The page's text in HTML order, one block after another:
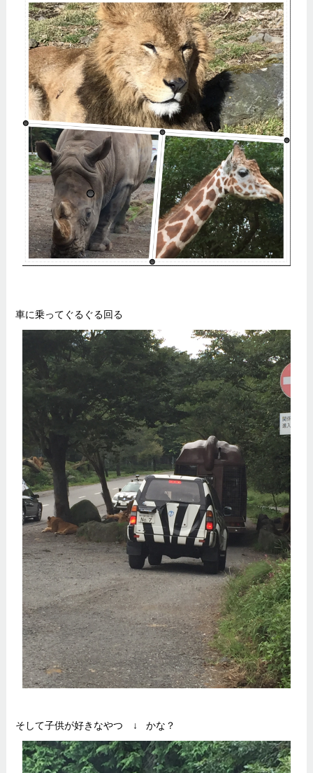
車に乗ってぐるぐる回る
そして子供が好きなやつ ↓ かな？